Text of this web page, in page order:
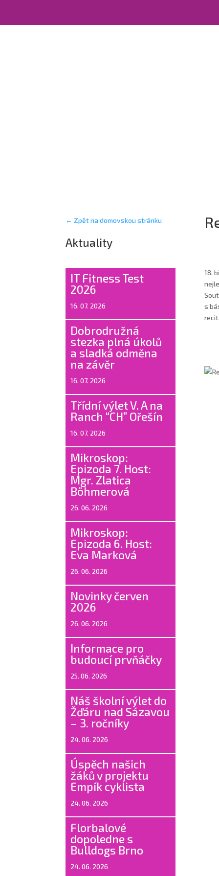
← Zpět na domovskou stránku
Aktuality
IT Fitness Test
2026
16. 07. 2026
Dobrodružná
stezka plná úkolů
a sladká odměna
na závěr
16. 07. 2026
Třídní výlet V. A na
Ranch “CH” Ořešín
16. 07. 2026
Mikroskop:
Epizoda 7. Host:
Mgr. Zlatica
Böhmerová
26. 06. 2026
Mikroskop:
Epizoda 6. Host:
Eva Marková
26. 06. 2026
Novinky červen
2026
26. 06. 2026
Informace pro
budoucí prvňáčky
25. 06. 2026
Náš školní výlet do
Žďáru nad Sázavou
– 3. ročníky
24. 06. 2026
Úspěch našich
žáků v projektu
Empík cyklista
24. 06. 2026
Florbalové
dopoledne s
Bulldogs Brno
24. 06. 2026
18.
s